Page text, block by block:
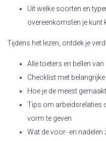
Uit welke soorten en
overeenkomsten je kunt
Tijdens het lezen, ontdek je
Alle toeters en bellen
Checklist met
Hoe je de meest
Tips om arbeidsrelaties
vorm te geven
Wat de voor- en